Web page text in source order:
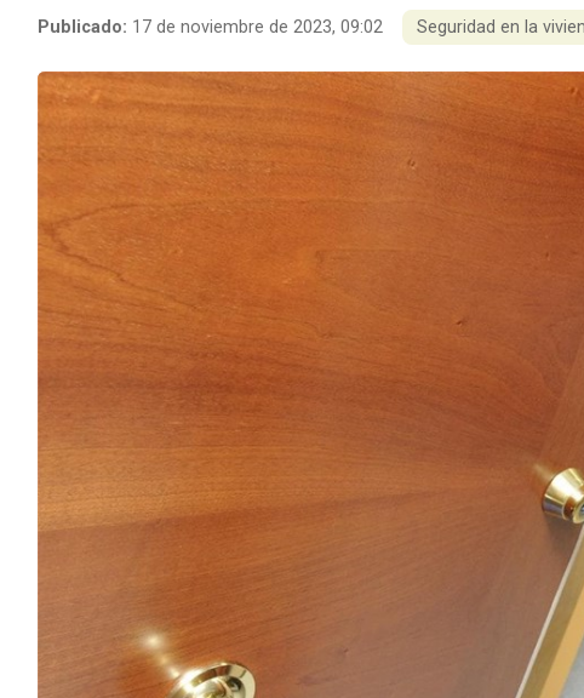
Publicado: 17 de noviembre de 2023, 09:02 Seguridad en la